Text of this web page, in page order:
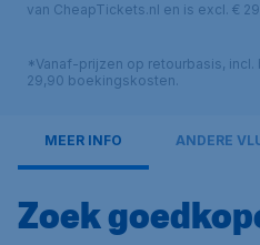
van CheapTickets.nl en is excl. €
*Vanaf-prijzen op retourbasis,
29,90 boekingskosten.
MEER INFO ANDERE
Zoek